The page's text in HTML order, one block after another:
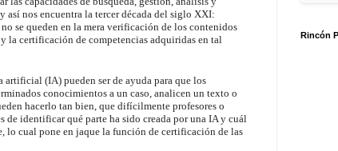
así nos encuentra la tercer década del siglo XXI:
se queden en la mera verificación de los contenidos
la certificación de competencias adquiridas en tal
(IA) pueden ser de ayuda para que los
conocimientos a un caso, analicen un texto o
hacerlo tan bien, que difícilmente profesores o
de identificar qué parte ha sido creada por una IA y cuál
lo cual pone en jaque la función de certificación de las
Rincón